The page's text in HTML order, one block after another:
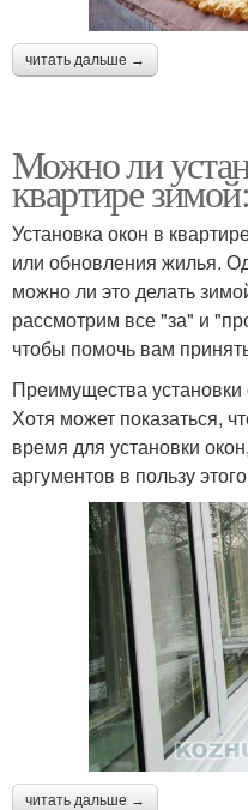
читать дальше →
Можно ли
квартире
Установка окон в
или обновления жилья.
можно ли это делать
рассмотрим все "за" и
чтобы помочь вам
Преимущества установки
Хотя может показаться,
время для установки
аргументов в пользу
читать дальше →